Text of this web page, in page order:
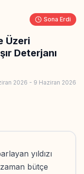
Sona Erdi
Üzeri
Deterjanı
2026 - 9 Haziran 2026
yıldızı
bütçe